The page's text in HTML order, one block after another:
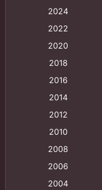
Animation การ์ตูน
Animation อนิเมะ
Animation แอนิเมชัน
(9)
Big tits (นมใหญ่)
Bitch (ผู้หญิงร่าน)
2024
2022
2020
2018
2016
2014
2012
2010
2008
2006
2004